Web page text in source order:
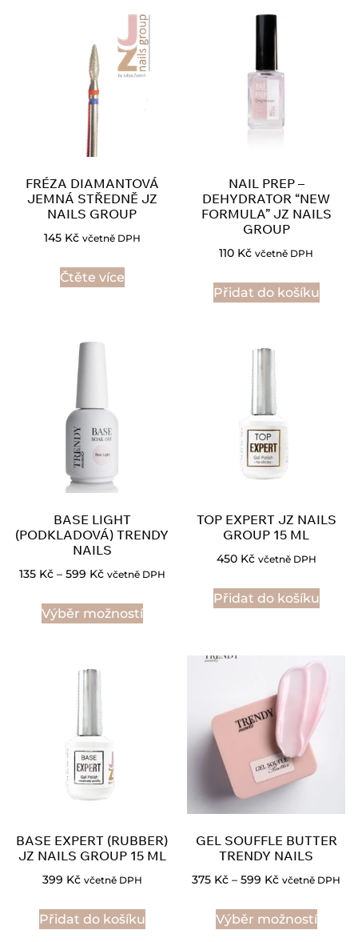
FRÉZA DIAMANTOVÁ
JEMNÁ STŘEDNĚ JZ
NAILS GROUP
145 Kč včetně DPH
Čtěte více
NAIL PREP –
DEHYDRATOR “NEW
FORMULA” JZ NAILS
GROUP
110 Kč včetně DPH
Přidat do košíku
BASE LIGHT
(PODKLADOVÁ) TRENDY
NAILS
135 Kč – 599 Kč včetně DPH
Výběr možností
TOP EXPERT JZ NAILS
GROUP 15 ML
450 Kč včetně DPH
Přidat do košíku
BASE EXPERT (RUBBER)
JZ NAILS GROUP 15 ML
399 Kč včetně DPH
Přidat do košíku
GEL SOUFFLE BUTTER
TRENDY NAILS
375 Kč – 599 Kč včetně DPH
Výběr možností